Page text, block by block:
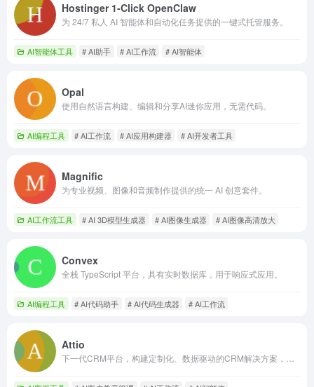
Hostinger 1-Click OpenClaw
为 24/7 私人 AI 智能体和自动化任务提供的一键式托管服务。
AI智能体工具 # AI助手 # AI工作流 # AI智能体
Opal
使用自然语言构建、编辑和分享AI迷你应用，无需代码。
AI编程工具 # AI工作流 # AI应用构建器 # AI开发者工具
Magnific
为专业视频、图像和音频制作提供的统一 AI 创意套件。
AI工作流工具 # AI 3D模型生成器 # AI图像生成器 # AI图像高清放大
Convex
全栈 TypeScript 平台，具有实时数据库，用于响应式应用。
AI编程工具 # AI代码助手 # AI代码生成器 # AI工作流
Attio